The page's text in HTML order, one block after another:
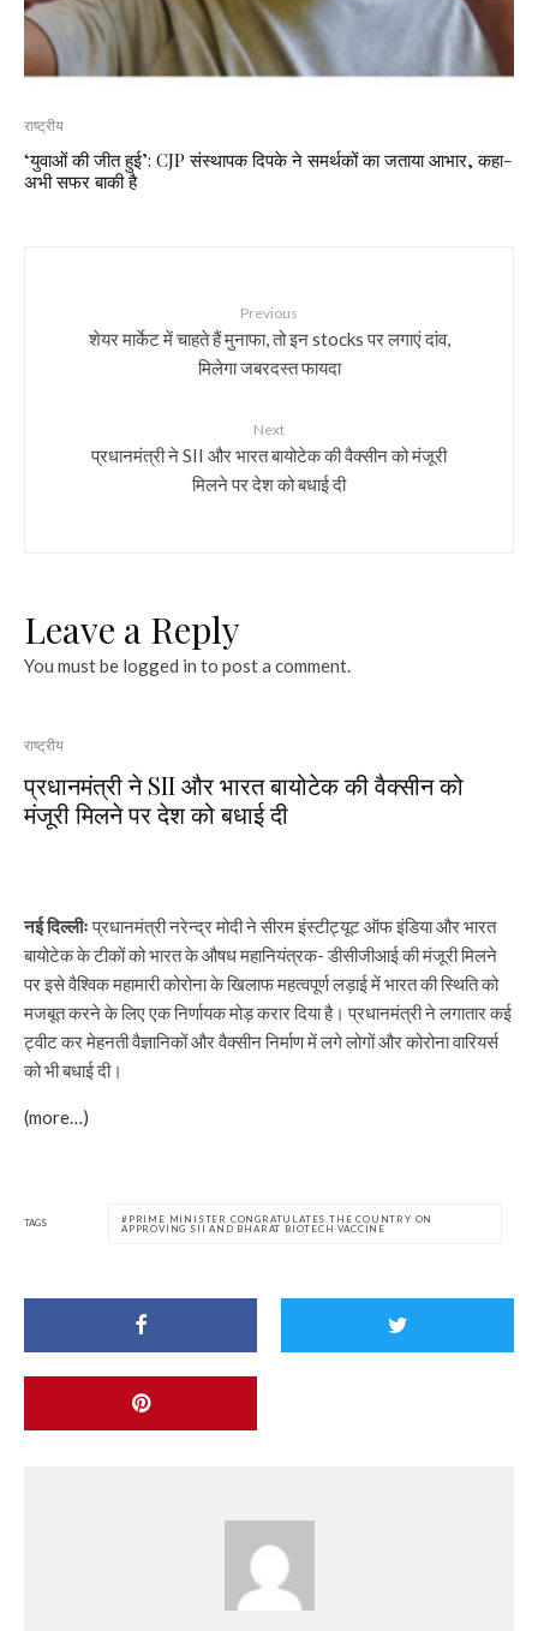
राष्ट्रीय
‘युवाओं की जीत हुई’: CJP संस्थापक दिपके ने समर्थकों का जताया आभार, कहा-
अभी सफर बाकी है
Previous
शेयर मार्केट में चाहते हैं मुनाफा, तो इन stocks पर लगाएं दांव,
मिलेगा जबरदस्त फायदा
Next
प्रधानमंत्री ने SII और भारत बायोटेक की वैक्सीन को मंजूरी
मिलने पर देश को बधाई दी
Leave a Reply
You must be logged in to post a comment.
राष्ट्रीय
प्रधानमंत्री ने SII और भारत बायोटेक की वैक्सीन को
मंजूरी मिलने पर देश को बधाई दी
नई दिल्लीःप्रधानमंत्री नरेन्द्र मोदी ने सीरम इंस्टीट्यूट ऑफ इंडिया और भारत
बायोटेक के टीकों को भारत के औषध महानियंत्रक- डीसीजीआई की मंजूरी मिलने
पर इसे वैश्विक महामारी कोरोना के खिलाफ महत्वपूर्ण लड़ाई में भारत की स्थिति को
मजबूत करने के लिए एक निर्णायक मोड़ करार दिया है। प्रधानमंत्री ने लगातार कई
ट्वीट कर मेहनती वैज्ञानिकों और वैक्सीन निर्माण में लगे लोगों और कोरोना वारियर्स
को भी बधाई दी।
(more…)
TAGS
PRIME MINISTER CONGRATULATES THE COUNTRY ON
APPROVING SII AND BHARAT BIOTECH VACCINE